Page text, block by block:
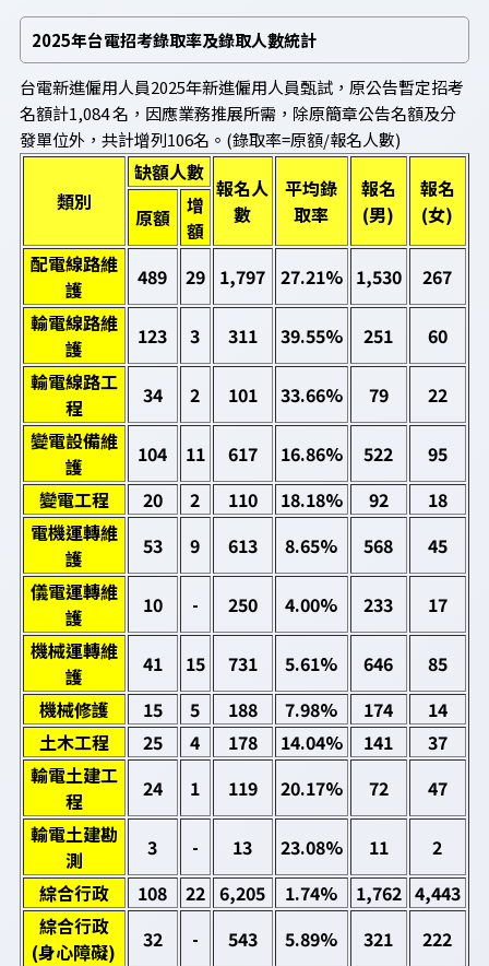
2025年台電招考錄取率及錄取人數統計
台電新進僱用人員2025年新進僱用人員甄試，原公告暫定招考
名額計1,084 名，因應業務推展所需，除原簡章公告名額及分
發單位外，共計增列106名。(錄取率=原額/報名人數)
類別
缺額人數
報名人
數
平均錄
取率
報名
(男)
報名
(女)
原額
增
額
配電線路維
護
489 29 1,797 27.21% 1,530
267
輸電線路維
護
123 3 311 39.55% 251
60
輸電線路工
程
34 2 101 33.66% 79
22
變電設備維
護
104 11 617 16.86% 522
95
變電工程
20 2 110 18.18% 92
18
電機運轉維
護
53 9 613 8.65% 568
45
儀電運轉維
護
10 - 250 4.00% 233
17
機械運轉維
護
41 15 731 5.61% 646
85
機械修護
15 5 188 7.98% 174
14
土木工程
25 4 178 14.04% 141
37
輸電土建工
程
24 1 119 20.17% 72
47
輸電土建勘
測
3 - 13 23.08% 11
2
綜合行政
108 22 6,205 1.74% 1,762 4,443
綜合行政
(身心障礙)
32 - 543 5.89% 321
222